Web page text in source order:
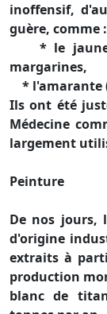
inoffensif,
guère, comme :
* le jaune-
margarines,
* l'amarante
Ils ont été
Médecine
largement
Peinture
De nos jours,
d'origine
extraits à
production
blanc de